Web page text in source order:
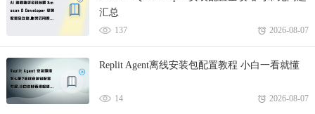
汇总
137 2026-08-07
Replit Agent离线安装包配置教程 小白一看就懂
14 2026-08-07